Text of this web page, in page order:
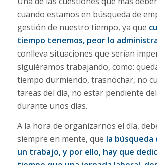
cuando estamos en búsqueda de
gestión de nuestro tiempo, ya que
tiempo tenemos, peor lo
conlleva situaciones que serían
siguiéramos trabajando, como:
tiempo durmiendo, trasnochar, no
tareas del día, no estar pendiente
durante unos días.
A la hora de organizarnos el día,
siempre en mente, que la
un trabajo, y por ello, hay que